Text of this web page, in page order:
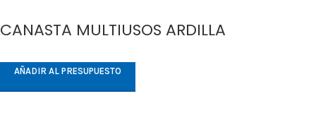
CANASTA MULTIUSOS ARDILLA
AÑADIR AL PRESUPUESTO